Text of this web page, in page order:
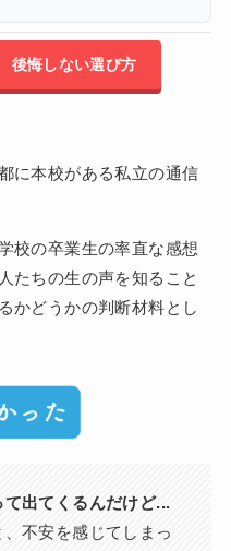
後悔しない選び方
に本校がある私立の通信
校の卒業生の率直な感想
たちの生の声を知ること
かどうかの判断材料とし
出てくるんだけど...
不安を感じてしまっ